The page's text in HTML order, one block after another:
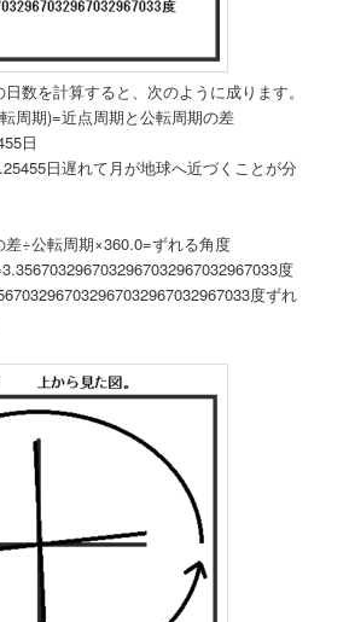
数を計算すると、次のように成ります。
周期)=近点周期と公転周期の差
日
日遅れて月が地球へ近づくことが分
÷公転周期×360.0=ずれる角度
度
度ずれ